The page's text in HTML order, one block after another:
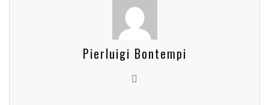
Pierluigi Bontempi